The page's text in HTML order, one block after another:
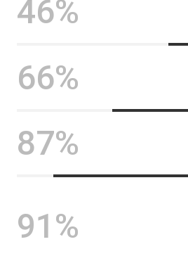
46%
66%
87%
91%